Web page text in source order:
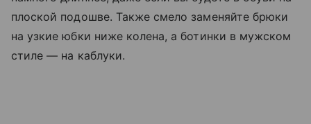
плоской подошве. Также смело заменяйте брюки
на узкие юбки ниже колена, а ботинки в мужском
стиле — на каблуки.